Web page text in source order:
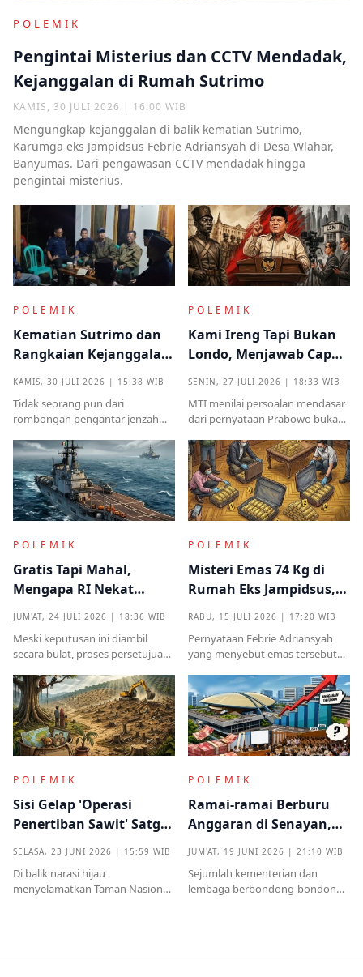
POLEMIK
Pengintai Misterius dan CCTV Mendadak,
Kejanggalan di Rumah Sutrimo
KAMIS, 30 JULI 2026 | 16:00 WIB
Mengungkap kejanggalan di balik kematian Sutrimo,
Karumga eks Jampidsus Febrie Adriansyah di Desa Wlahar,
Banyumas. Dari pengawasan CCTV mendadak hingga
pengintai misterius.
POLEMIK
Kematian Sutrimo dan
Rangkaian Kejanggalan
Kampung Halaman
KAMIS, 30 JULI 2026 | 15:38 WIB
Tidak seorang pun dari
rombongan pengantar jenzah
identitas ataupun menjelaskan
dari instansi mana.
POLEMIK
Kami Ireng Tapi Bukan
Londo, Menjawab Cap
SENIN, 27 JULI 2026 | 18:33 WIB
MTI menilai persoalan mendasar
dari pernyataan Prabowo bukan
melainkan implikasinya yang
sangat destruktif bagi kualitas
demokrasi
POLEMIK
Gratis Tapi Mahal,
Mengapa RI Nekat
Induk Tua Italia?
JUM'AT, 24 JULI 2026 | 18:36 WIB
Meski keputusan ini diambil
secara bulat, proses persetujuan
kritik tajam terkait prosedur yang
mendadak serta kekhawatiran
akan beban anggaran
POLEMIK
Misteri Emas 74 Kg di
Rumah Eks Jampidsus,
RABU, 15 JULI 2026 | 17:20 WIB
Pernyataan Febrie Adriansyah
yang menyebut emas tersebut
menjadi titik penting dalam
proses pembuktian
POLEMIK
Sisi Gelap 'Operasi
Penertiban Sawit' Satgas
SELASA, 23 JUNI 2026 | 15:59 WIB
Di balik narasi hijau
menyelamatkan Taman Nasional
POLEMIK
Ramai-ramai Berburu
Anggaran di Senayan,
JUM'AT, 19 JUNI 2026 | 21:10 WIB
Sejumlah kementerian dan
lembaga berbondong-bondong